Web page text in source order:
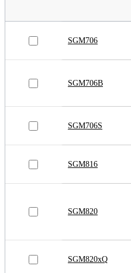
SGM706
SGM706B
SGM706S
SGM816
SGM820
SGM820xQ